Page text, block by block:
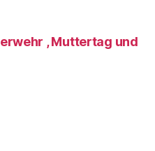
, Muttertag und